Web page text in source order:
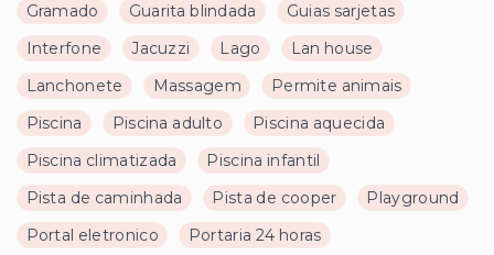
Gramado
Guarita blindada
Guias sarjetas
Interfone
Jacuzzi Lago
Lan house
Lanchonete
Massagem
Permite animais
Piscina
Piscina adulto
Piscina aquecida
Piscina climatizada
Piscina infantil
Pista de caminhada
Pista de cooper
Playground
Portal eletronico
Portaria 24 horas